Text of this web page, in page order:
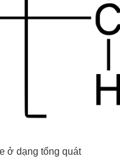
ở dạng tổng quát